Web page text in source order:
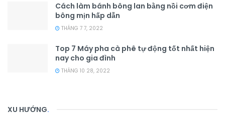
Cách làm bánh bông lan bằng nồi cơm điện
bông mịn hấp dẫn
THÁNG 7 7, 2022
Top 7 Máy pha cà phê tự động tốt nhất hiện
nay cho gia đình
THÁNG 10 28, 2022
XU HƯỚNG.